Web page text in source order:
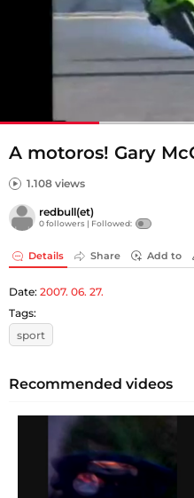
A motoros! Gary
1.108 views
redbull(et)
0 followers | Followed:
Details Share Add to
Date: 2007. 06. 27.
Tags:
sport
Recommended videos